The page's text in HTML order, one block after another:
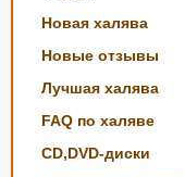
Новая халява
Новые отзывы
Лучшая халява
FAQ по халяве
CD,DVD-диски